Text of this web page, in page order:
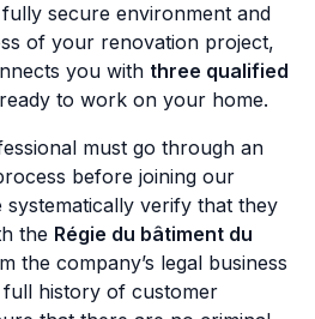
secure environment and
of your renovation project,
you with three qualified
to work on your home.
must go through an
before joining our
systematically verify that they
the Régie du bâtiment du
the company’s legal business
history of customer